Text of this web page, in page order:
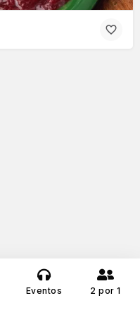
Eventos 2 por 1